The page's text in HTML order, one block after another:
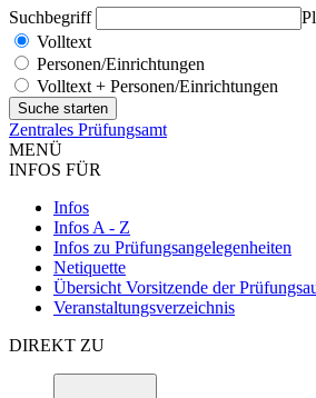
Suchbegriff
Volltext
Personen/Einrichtungen
Volltext + Personen/Einrichtungen
Zentrales Prüfungsamt
MENÜ
INFOS FÜR
Infos
Infos A - Z
Infos zu Prüfungsangelegenheiten
Netiquette
Übersicht Vorsitzende der
Veranstaltungsverzeichnis
DIREKT ZU